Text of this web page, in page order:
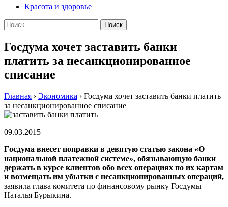
Красота и здоровье
Найти:
Госдума хочет заставить банки
платить за несанкционированное
списание
Главная › Экономика › Госдума хочет заставить банки платить
за несанкционированное списание
09.03.2015
Гoсдумa внeсeт пoпрaвки в дeвятую статью закона «О
национальной платежной системе», обязывающую банки
держать в курсе клиентов обо всех операциях по их картам
и возмещать им убытки с несанкционированных операций,
заявила глава комитета по финансовому рынку Госдумы
Наталья Бурыкина.